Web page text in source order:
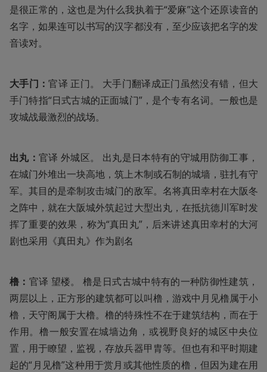
是很正常的，这也是为什么我执着于“爱麻”这个还原读音的
名字，如果连可以书写的汉字都没有，至少应该把名字的发
音读对。
大手门：官译 正门。 大手门翻译成正门虽然没有错，但大
手门特指“日式古城的正面城门”，是个专有名词。一般也是
攻城战最激烈的战场。
出丸：官译 外城区。 出丸是日本特有的守城用防御工事，
在城门外堆出一块高地，筑上木制或石制的城墙，驻扎有守
军。其目的是牵制攻击城门的敌军。名将真田幸村在大阪冬
之阵中，就在大阪城外筑起过大型出丸，在抵抗德川军时发
挥了重要的效果，称为“真田丸”，后来讲述真田幸村的大河
剧也采用《真田丸》作为剧名
橹： 官译 望楼。 橹是日式古城中特有的一种防御性建筑，
两层以上，正方形的建筑都可以叫橹，游戏中月见橹属于小
橹，天守阁属于大橹。橹的特殊性不在于建筑结构，而在于
作用。橹一般安置在城墙边角，或视野良好的城区中央位
置，用于瞭望，监视，存放兵器甲胄等。但也有和平时期建
起的“月见橹”这种用于赏月或其他性质的橹，但因为建在用